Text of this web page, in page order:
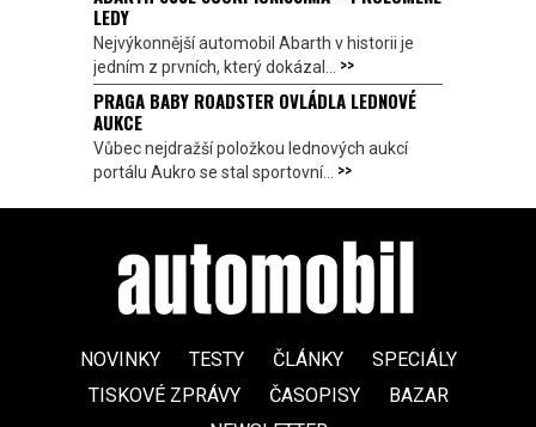
LEDY
Nejvýkonnější automobil Abarth v historii je
jedním z prvních, který dokázal... >>
PRAGA BABY ROADSTER OVLÁDLA LEDNOVÉ
AUKCE
Vůbec nejdražší položkou lednových aukcí
portálu Aukro se stal sportovní... >>
NOVINKY TESTY ČLÁNKY
SPECIÁLY
TISKOVÉ ZPRÁVY
ČASOPISY
BAZAR